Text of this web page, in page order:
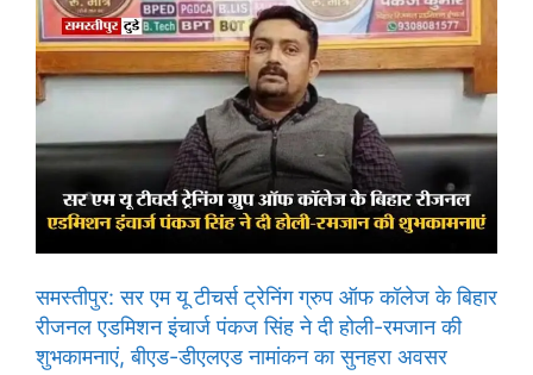
समस्तीपुर: सर एम यू टीचर्स ट्रेनिंग ग्रुप ऑफ कॉलेज के बिहार
रीजनल एडमिशन इंचार्ज पंकज सिंह ने दी होली-रमजान की
शुभकामनाएं, बीएड-डीएलएड नामांकन का सुनहरा अवसर